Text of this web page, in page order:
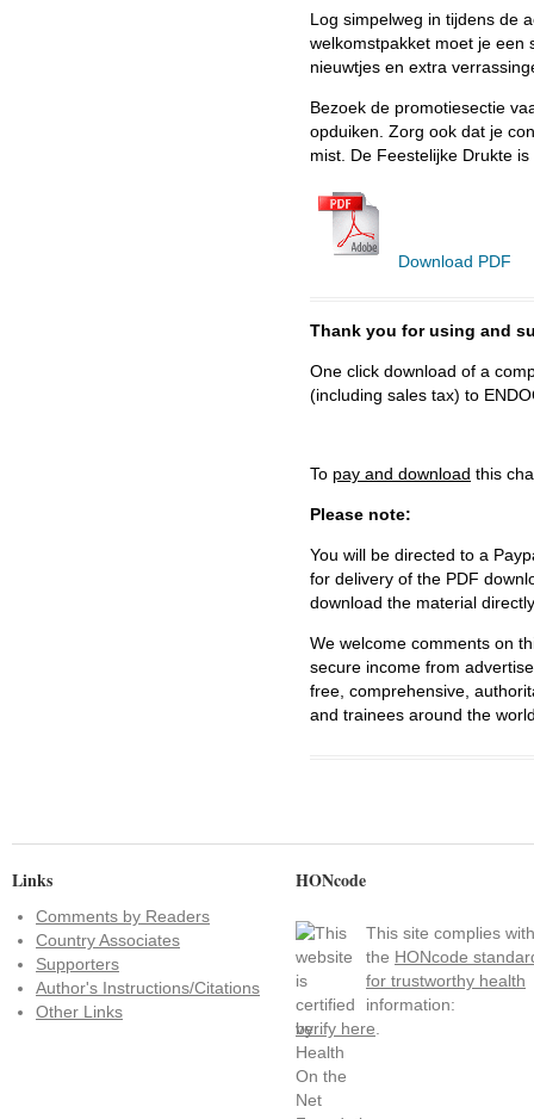
Log simpelweg in tijdens de
welkomstpakket moet je een
nieuwtjes en extra
Bezoek de promotiesectie
opduiken. Zorg ook dat je
mist. De Feestelijke Drukte
Download PDF
Thank you for using and
One click download of a
(including sales tax) to
To pay and download this
Please note:
You will be directed to a
for delivery of the PDF
download the material
We welcome comments on
secure income from
free, comprehensive,
and trainees around the
Links
Comments by Readers
Country Associates
Supporters
Author's Instructions/Citations
Other Links
HONcode
This site complies with
the HONcode
for trustworthy health
information:
verify here